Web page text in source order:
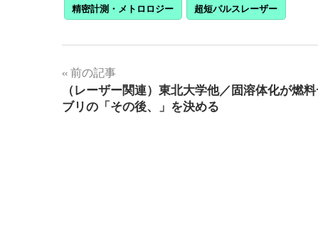
精密計測・メトロロジー 超短パルスレーザー
投
稿
前の記事
（レーザー関連）東北大学他／固溶体化が燃
ブリの「その後、」を決める